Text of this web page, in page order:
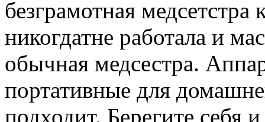
безграмотная медсетстра
никогдатне работала и
обычная медсестра.
портативные для
подходит. Берегите себя